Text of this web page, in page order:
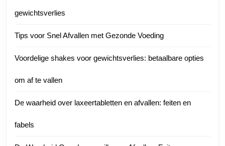
gewichtsverlies
Tips voor Snel Afvallen met Gezonde Voeding
Voordelige shakes voor gewichtsverlies: betaalbare opties
om af te vallen
De waarheid over laxeertabletten en afvallen: feiten en
fabels